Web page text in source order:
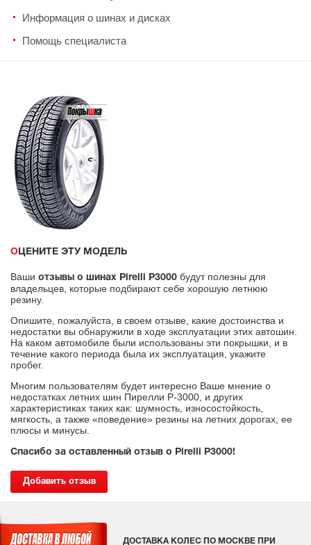
Информация о шинах и дисках
Помощь специалиста
ОЦЕНИТЕ ЭТУ МОДЕЛЬ
Ваши отзывы о шинах Pirelli P3000 будут полезны для
владельцев, которые подбирают себе хорошую летнюю
резину.
Опишите, пожалуйста, в своем отзыве, какие достоинства и
недостатки вы обнаружили в ходе эксплуатации этих автошин.
На каком автомобиле были использованы эти покрышки, и в
течение какого периода была их эксплуатация, укажите
пробег.
Многим пользователям будет интересно Ваше мнение о
недостатках летних шин Пирелли Р-3000, и других
характеристиках таких как: шумность, износостойкость,
мягкость, а также «поведение» резины на летних дорогах, ее
плюсы и минусы.
Спасибо за оставленный отзыв о Pirelli P3000!
Добавить отзыв
ДОСТАВКА КОЛЕС ПО МОСКВЕ ПРИ